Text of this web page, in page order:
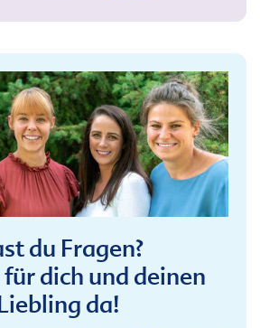
du Fragen?
dich und deinen
da!